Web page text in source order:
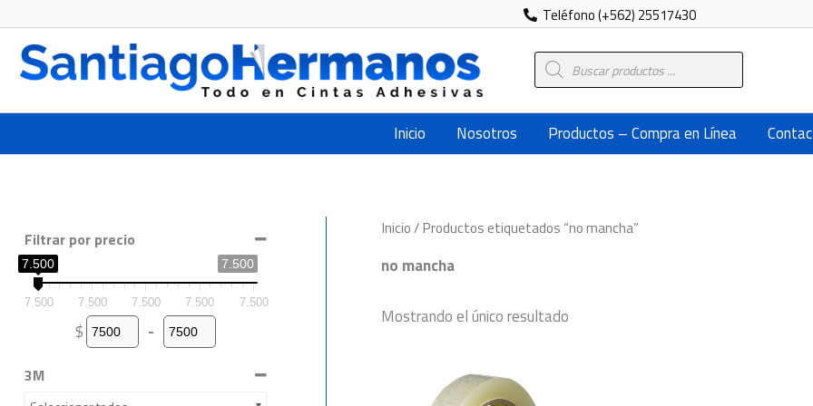
contenido
Teléfono (+562) 25517430
Búsqueda
de
Inicio Nosotros Productos – Compra en Línea
Filtrar por precio
7.500
7.500
7.500 7.500 7.500 7.500 7.500
$ Minimum Price
-
Maximum Price
3M
Inicio/ Productos etiquetados “no mancha”
no mancha
Mostrando el único resultado